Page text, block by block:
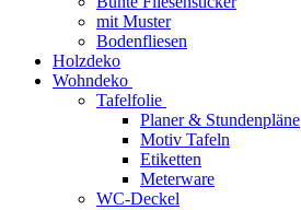
mit Muster
Bodenfliesen
Holzdeko
Wohndeko
Tafelfolie
Planer & Stundenpläne
Motiv Tafeln
Etiketten
Meterware
WC-Deckel